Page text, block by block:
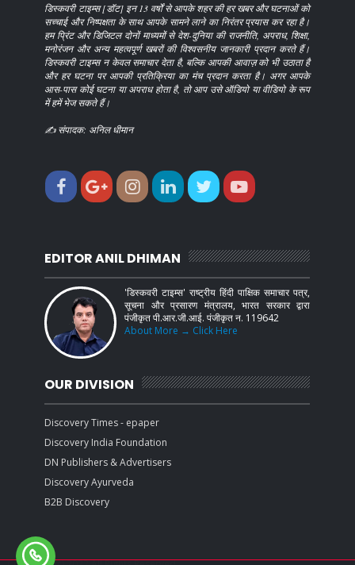
डिस्कवरी टाइम्स [डॉट] इन 13 वर्षों से आपके शहर की हर खबर और घटनाओं को
सच्चाई और निष्पक्षता के साथ आपके सामने लाने का निरंतर प्रयास कर रहा है।
हम प्रिंट और डिजिटल दोनों माध्यमों से देश-दुनिया की राजनीति, अपराध, शिक्षा,
मनोरंजन और अन्य महत्वपूर्ण खबरों की विश्वसनीय जानकारी प्रदान करते हैं।
डिस्कवरी टाइम्स न केवल समाचार देता है, बल्कि आपकी आवाज़ को भी उठाता है
और हर घटना पर आपकी प्रतिक्रिया का मंच प्रदान करता है। अगर आपके
आस-पास कोई घटना या अपराध होता है, तो आप उसे ऑडियो या वीडियो के रूप
में हमें भेज सकते हैं।
✍️ संपादक: अनिल धीमान
EDITOR ANIL DHIMAN
'डिस्कवरी टाइम्स' राष्ट्रीय हिंदी पाक्षिक समाचार पत्र,
सूचना और प्रसारण मंत्रालय, भारत सरकार द्वारा
पंजीकृत पी.आर.जी.आई. पंजीकृत न. 119642
About More → Click Here
OUR DIVISION
Discovery Times - epaper
Discovery India Foundation
DN Publishers & Advertisers
Discovery Ayurveda
B2B Discovery